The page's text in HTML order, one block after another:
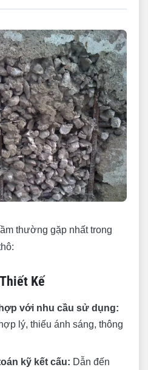
thường gặp nhất trong
Kế
với nhu cầu sử dụng:
lý, thiếu ánh sáng, thông
kỹ kết cấu: Dẫn đến